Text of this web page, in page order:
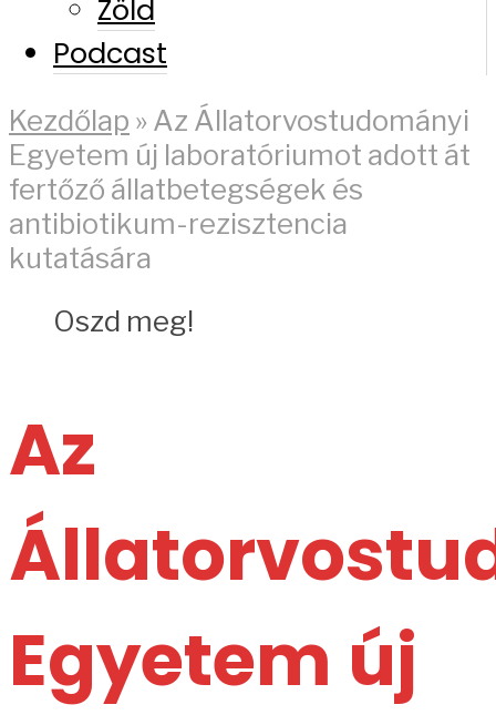
Zöld
Podcast
Kezdőlap » Az Állatorvostudományi
Egyetem új laboratóriumot adott át
fertőző állatbetegségek és
antibiotikum-rezisztencia
kutatására
Oszd meg!
Az
Egyetem új